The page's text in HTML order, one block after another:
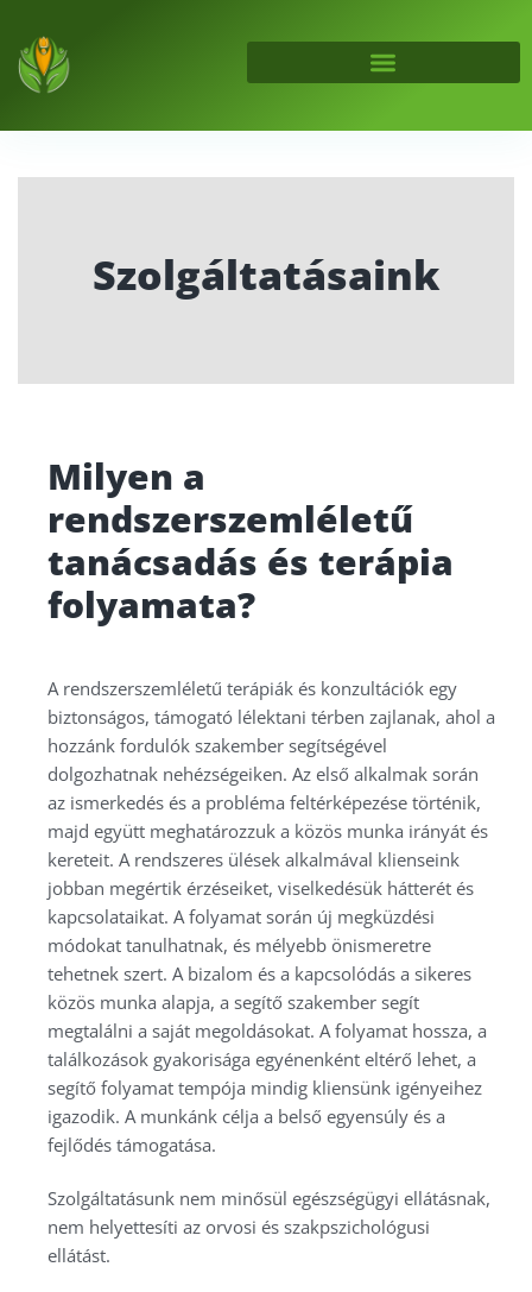
Szolgáltatásaink
Milyen a
rendszerszemléletű
tanácsadás és terápia
folyamata?
A rendszerszemléletű terápiák és konzultációk egy
biztonságos, támogató lélektani térben zajlanak, ahol a
hozzánk fordulók szakember segítségével
dolgozhatnak nehézségeiken. Az első alkalmak során
az ismerkedés és a probléma feltérképezése történik,
majd együtt meghatározzuk a közös munka irányát és
kereteit. A rendszeres ülések alkalmával klienseink
jobban megértik érzéseiket, viselkedésük hátterét és
kapcsolataikat. A folyamat során új megküzdési
módokat tanulhatnak, és mélyebb önismeretre
tehetnek szert. A bizalom és a kapcsolódás a sikeres
közös munka alapja, a segítő szakember segít
megtalálni a saját megoldásokat. A folyamat hossza, a
találkozások gyakorisága egyénenként eltérő lehet, a
segítő folyamat tempója mindig kliensünk igényeihez
igazodik. A munkánk célja a belső egyensúly és a
fejlődés támogatása.
Szolgáltatásunk nem minősül egészségügyi ellátásnak,
nem helyettesíti az orvosi és szakpszichológusi
ellátást.